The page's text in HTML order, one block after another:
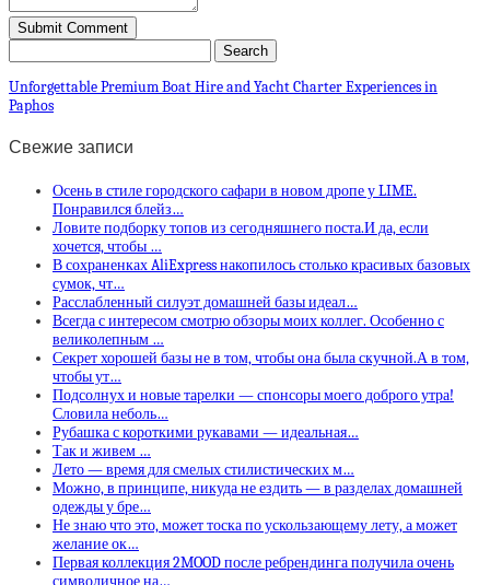
Unforgettable Premium Boat Hire and Yacht Charter Experiences in
Paphos
Свежие записи
Осень в стиле городского сафари в новом дропе у LIME.
Понравился блейз…
Ловите подборку топов из сегодняшнего поста.И да, если
хочется, чтобы …
В сохраненках AliExpress накопилось столько красивых базовых
сумок, чт…
Расслабленный силуэт домашней базы идеал…
Всегда с интересом смотрю обзоры моих коллег. Особенно с
великолепным …
Секрет хорошей базы не в том, чтобы она была скучной.А в том,
чтобы ут…
Подсолнух и новые тарелки — спонсоры моего доброго утра!
Словила неболь…
Рубашка с короткими рукавами — идеальная…
Так и живем …
Лето — время для смелых стилистических м…
Можно, в принципе, никуда не ездить — в разделах домашней
одежды у бре…
Не знаю что это, может тоска по ускользающему лету, а может
желание ок…
Первая коллекция 2MOOD после ребрендинга получила очень
символичное на…